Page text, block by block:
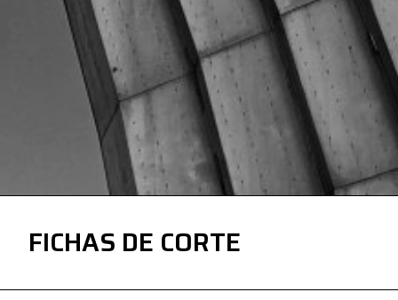
FICHAS DE CORTE